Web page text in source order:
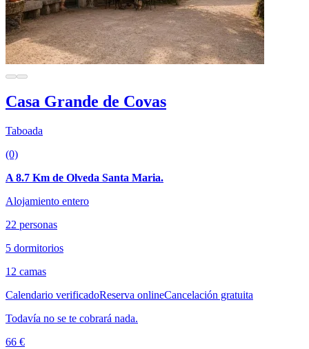
Casa Grande de Covas
Taboada
(0)
A 8.7 Km de Olveda Santa Maria.
Alojamiento entero
22 personas
5 dormitorios
12 camas
Calendario verificadoReserva onlineCancelación gratuita
Todavía no se te cobrará nada.
66 €